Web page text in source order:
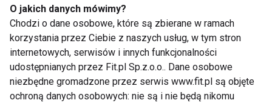
Top Trendy w polskiej branży fitness,
zdaniem Macieja Dufrata -Director of Sales
wCore Health & Fitness
Co do top 3 trendy 2024 to:
O jakich danych mówimy?
Chodzi o dane osobowe, które są zbierane w ramach
korzystania przez Ciebie z naszych usług, w tym stron
internetowych, serwisów i innych funkcjonalności
udostępnianych przez Fit.pl Sp.z.o.o.. Dane osobowe
niezbędne gromadzone przez serwis www.fit.pl są objęte
ochroną danych osobowych: nie są i nie będą nikomu